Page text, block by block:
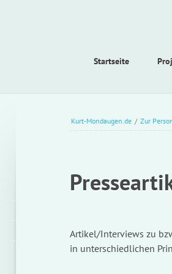
NavigationStartseite
Kurt-Mondaugen.de / Zur
Artikel/Interviews zu
in unterschiedlichen